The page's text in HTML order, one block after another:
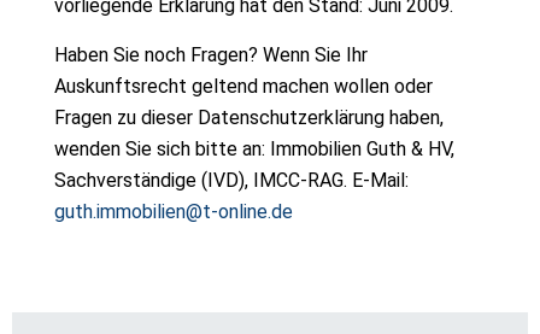
vorliegende Erklärung hat den Stand: Juni 2009.
Haben Sie noch Fragen? Wenn Sie Ihr
Auskunftsrecht geltend machen wollen oder
Fragen zu dieser Datenschutzerklärung haben,
wenden Sie sich bitte an: Immobilien Guth & HV,
Sachverständige (IVD), IMCC-RAG. E-Mail:
guth.immobilien@t-online.de